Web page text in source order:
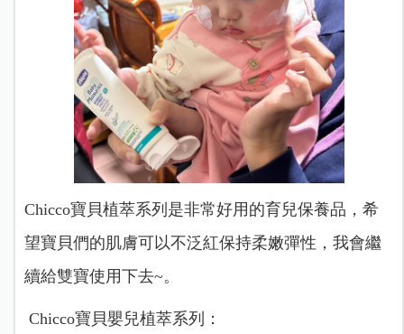
Chicco寶貝植萃系列是非常好用的育兒保養品，希
望寶貝們的肌膚可以不泛紅保持柔嫩彈性，我會繼
續給雙寶使用下去~。
Chicco寶貝嬰兒植萃系列：